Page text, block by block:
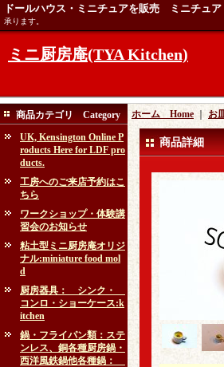
ドールハウス・ミニチュアを販売 ミニチュ
承ります。
ミニ厨房庵(TYA Kitchen)
商品カテゴリ Category
UK, Kensington Online P
roducts Here for LDF pro
ducts.
工房へのご来店予約はこ
ちら
ワークショップ・体験講
習会のお知らせ
粘土型ミニ厨房庵オリジ
ナル:miniature food mol
d
厨房器具： シンク・
コンロ・ショーケース:k
itchen
鍋・フライパン類：ステ
ンレス、銅各種厨房鍋・
西洋風鉄鍋他各種鍋：
ホーム Home お
商品詳細